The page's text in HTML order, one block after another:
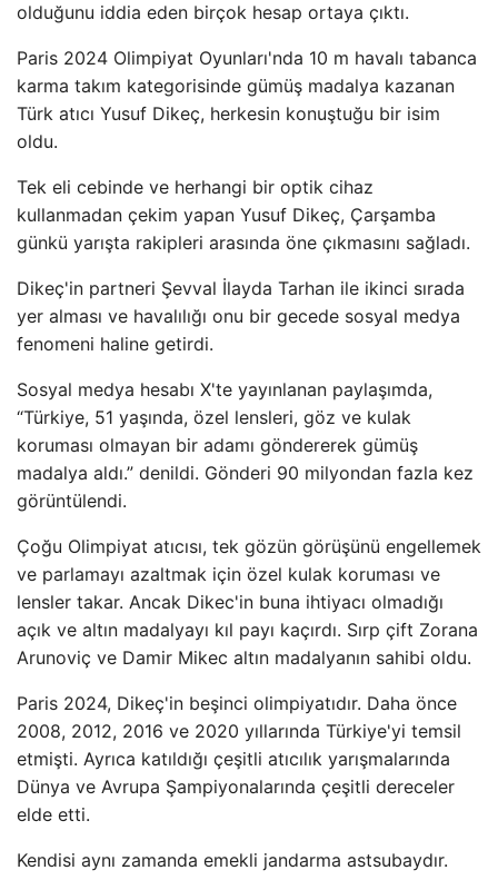
olduğunu iddia eden birçok hesap ortaya çıktı.
Paris 2024 Olimpiyat Oyunları'nda 10 m havalı tabanca
karma takım kategorisinde gümüş madalya kazanan
Türk atıcı Yusuf Dikeç, herkesin konuştuğu bir isim
oldu.
Tek eli cebinde ve herhangi bir optik cihaz
kullanmadan çekim yapan Yusuf Dikeç, Çarşamba
günkü yarışta rakipleri arasında öne çıkmasını sağladı.
Dikeç'in partneri Şevval İlayda Tarhan ile ikinci sırada
yer alması ve havalılığı onu bir gecede sosyal medya
fenomeni haline getirdi.
Sosyal medya hesabı X'te yayınlanan paylaşımda,
“Türkiye, 51 yaşında, özel lensleri, göz ve kulak
koruması olmayan bir adamı göndererek gümüş
madalya aldı.” denildi. Gönderi 90 milyondan fazla kez
görüntülendi.
Çoğu Olimpiyat atıcısı, tek gözün görüşünü engellemek
ve parlamayı azaltmak için özel kulak koruması ve
lensler takar. Ancak Dikec'in buna ihtiyacı olmadığı
açık ve altın madalyayı kıl payı kaçırdı. Sırp çift Zorana
Arunoviç ve Damir Mikec altın madalyanın sahibi oldu.
Paris 2024, Dikeç'in beşinci olimpiyatıdır. Daha önce
2008, 2012, 2016 ve 2020 yıllarında Türkiye'yi temsil
etmişti. Ayrıca katıldığı çeşitli atıcılık yarışmalarında
Dünya ve Avrupa Şampiyonalarında çeşitli dereceler
elde etti.
Kendisi aynı zamanda emekli jandarma astsubaydır.